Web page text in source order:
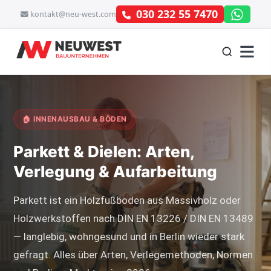
kontakt@neu-west.com 030 232 55 7470
🏠 INNENAUSBAU & BÖDEN
Parkett & Dielen: Arten,
Verlegung & Aufarbeitung
Parkett ist ein Holzfußboden aus Massivholz oder
Holzwerkstoffen nach DIN EN 13226 / DIN EN 13489
— langlebig, wohngesund und in Berlin wieder stark
gefragt. Alles über Arten, Verlegemethoden, Normen